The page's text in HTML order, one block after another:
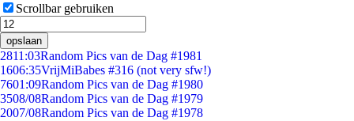
Scrollbar gebruiken
opslaan
2811:03Random Pics van de Dag #1981
1606:35VrijMiBabes #316 (not very sfw!)
7601:09Random Pics van de Dag #1980
3508/08Random Pics van de Dag #1979
2007/08Random Pics van de Dag #1978